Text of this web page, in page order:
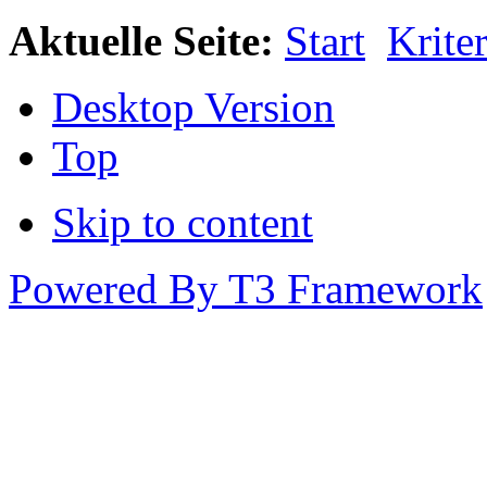
Aktuelle Seite: Start
Desktop Version
Top
Skip to content
Powered By T3 Framework